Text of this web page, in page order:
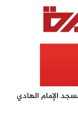
الإمام الهادي